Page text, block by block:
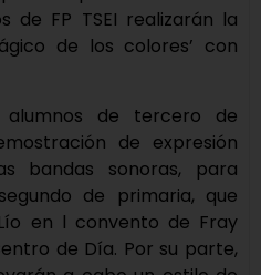
de FP TSEI realizarán la
de los colores’ con
alumnos de tercero de
de expresión
bandas sonoras, para
de primaria, que
en l convento de Fray
de Día. Por su parte,